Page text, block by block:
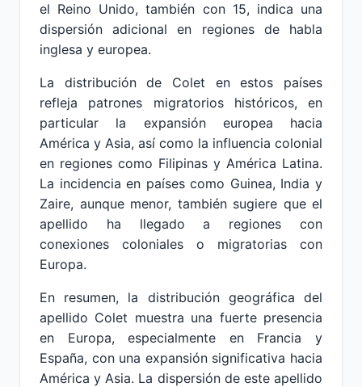
el Reino Unido, también con 15, indica una
dispersión adicional en regiones de habla
inglesa y europea.
La distribución de Colet en estos países
refleja patrones migratorios históricos, en
particular la expansión europea hacia
América y Asia, así como la influencia colonial
en regiones como Filipinas y América Latina.
La incidencia en países como Guinea, India y
Zaire, aunque menor, también sugiere que el
apellido ha llegado a regiones con
conexiones coloniales o migratorias con
Europa.
En resumen, la distribución geográfica del
apellido Colet muestra una fuerte presencia
en Europa, especialmente en Francia y
España, con una expansión significativa hacia
América y Asia. La dispersión de este apellido